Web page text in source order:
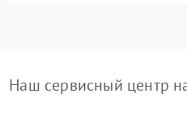
Наш сервисный центр